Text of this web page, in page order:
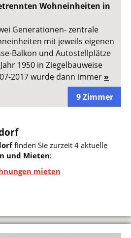
Wohneinheiten in
Generationen- zentrale
mit jeweils eigenen
Balkon und Autostellplätze
1950 in Ziegelbauweise
2017 wurde dann immer »
9 Zimmer
finden Sie zurzeit 4 aktuelle
und Mieten:
mieten